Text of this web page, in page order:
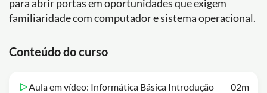
para abrir portas em oportunidades que exigem
familiaridade com computador e sistema operacional.
Conteúdo do curso
Aula em vídeo: Informática Básica Introdução 02m